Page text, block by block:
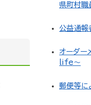
県町村職
公益通報
オーダー
life～
郵便等に